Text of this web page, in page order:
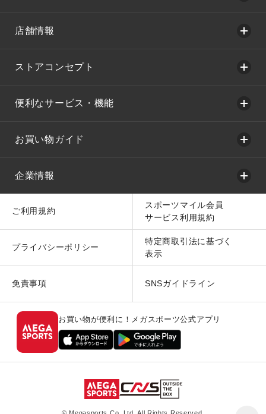
店舗情報
ストアコンセプト
便利なサービス・機能
お買い物ガイド
企業情報
ご利用規約
スポーツマイル会員
サービス利用規約
プライバシーポリシー
特定商取引法に基づく
表示
免責事項 SNSガイドライン
お買い物が便利に！メガスポーツ公式アプリ